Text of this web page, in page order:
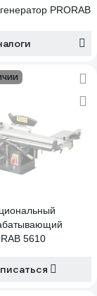
PRORAB
5610